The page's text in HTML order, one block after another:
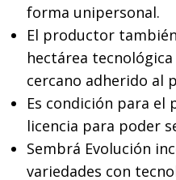
forma unipersonal.
El productor
hectárea
cercano adherido al
Es condición para
licencia para poder
Sembrá Evolución
variedades con